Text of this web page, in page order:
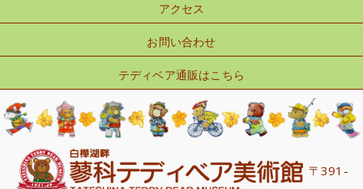
アクセス
お問い合わせ
テディベア通販はこちら
〒391-